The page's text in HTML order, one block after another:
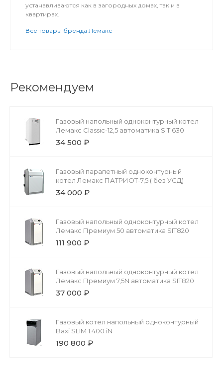
устанавливаются как в загородных домах, так и в
квартирах.
Все товары бренда Лемакс
Рекомендуем
Газовый напольный одноконтурный котел
Лемакс Classic-12,5 автоматика SIT 630
34 500 ₽
Газовый парапетный одноконтурный
котел Лемакс ПАТРИОТ-7,5 ( без УСД)
34 000 ₽
Газовый напольный одноконтурный котел
Лемакс Премиум 50 автоматика SIT820
111 900 ₽
Газовый напольный одноконтурный котел
Лемакс Премиум 7,5N автоматика SIT820
37 000 ₽
Газовый котел напольный одноконтурный
Baxi SLIM 1.400 iN
190 800 ₽